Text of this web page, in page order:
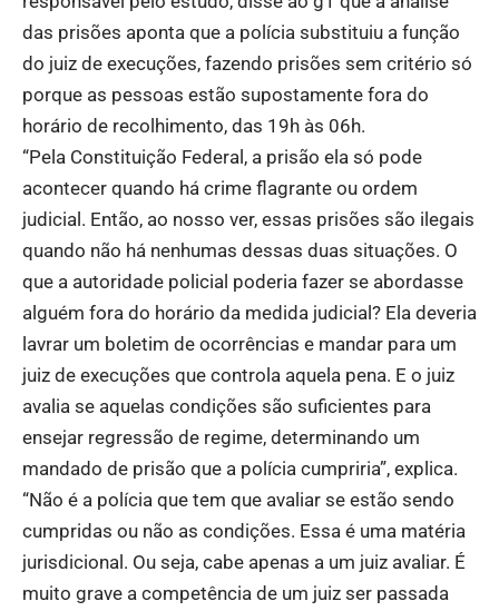
das prisões aponta que a polícia substituiu a função
do juiz de execuções, fazendo prisões sem critério só
porque as pessoas estão supostamente fora do
horário de recolhimento, das 19h às 06h.
“Pela Constituição Federal, a prisão ela só pode
acontecer quando há crime flagrante ou ordem
judicial. Então, ao nosso ver, essas prisões são ilegais
quando não há nenhumas dessas duas situações. O
que a autoridade policial poderia fazer se abordasse
alguém fora do horário da medida judicial? Ela deveria
lavrar um boletim de ocorrências e mandar para um
juiz de execuções que controla aquela pena. E o juiz
avalia se aquelas condições são suficientes para
ensejar regressão de regime, determinando um
mandado de prisão que a polícia cumpriria”, explica.
“Não é a polícia que tem que avaliar se estão sendo
cumpridas ou não as condições. Essa é uma matéria
jurisdicional. Ou seja, cabe apenas a um juiz avaliar. É
muito grave a competência de um juiz ser passada